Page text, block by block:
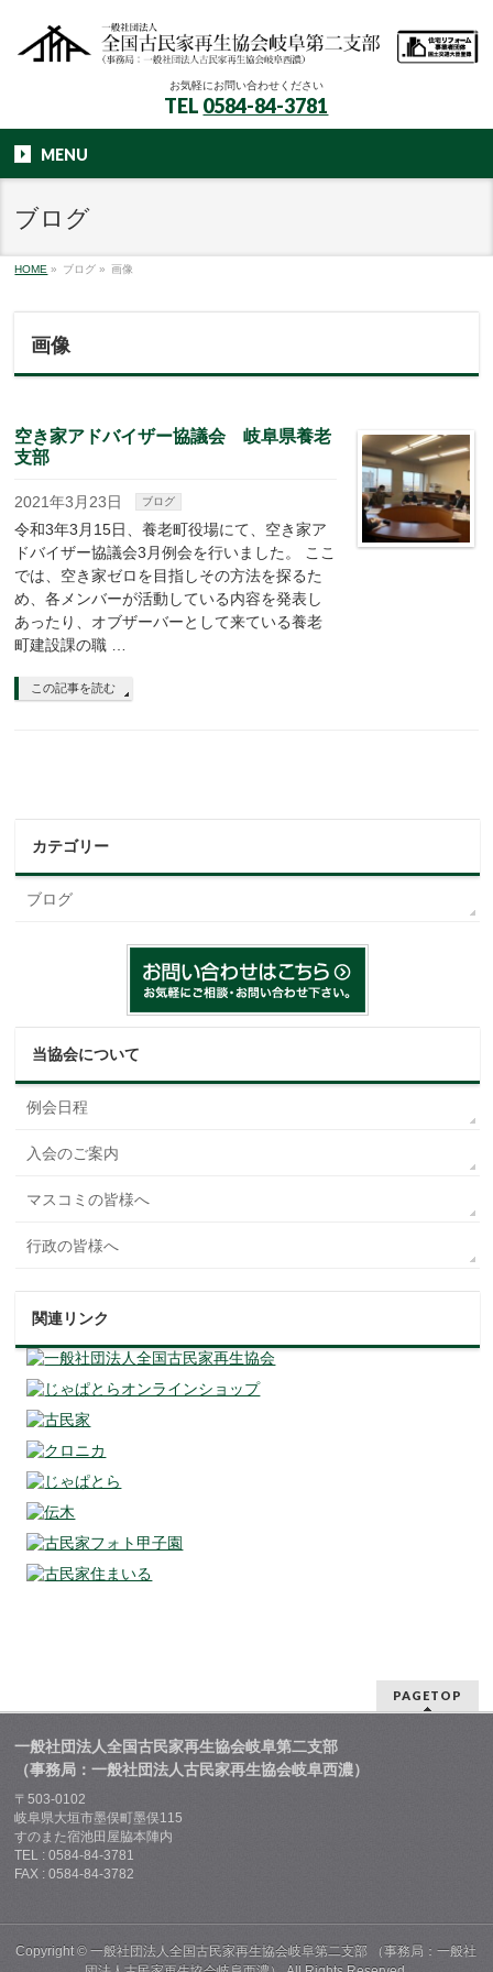
お気軽にお問い合わせください
TEL 0584-84-3781
MENU
ブログ
HOME » ブログ » 画像
画像
空き家アドバイザー協議会 岐阜県養老
支部
2021年3月23日 ブログ
令和3年3月15日、養老町役場にて、空き家ア
ドバイザー協議会3月例会を行いました。 ここ
では、空き家ゼロを目指しその方法を探るた
め、各メンバーが活動している内容を発表し
あったり、オブザーバーとして来ている養老
町建設課の職 …
この記事を読む
カテゴリー
ブログ
当協会について
例会日程
入会のご案内
マスコミの皆様へ
行政の皆様へ
関連リンク
PAGETOP
一般社団法人全国古民家再生協会岐阜第二支部
（事務局：一般社団法人古民家再生協会岐阜西濃）
〒503-0102
岐阜県大垣市墨俣町墨俣115
すのまた宿池田屋脇本陣内
TEL : 0584-84-3781
FAX : 0584-84-3782
Copyright ©一般社団法人全国古民家再生協会岐阜第二支部 （事務局：一般社